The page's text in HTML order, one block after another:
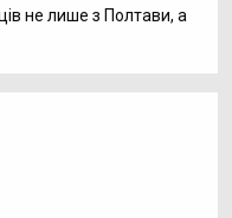
не лише з Полтави, а